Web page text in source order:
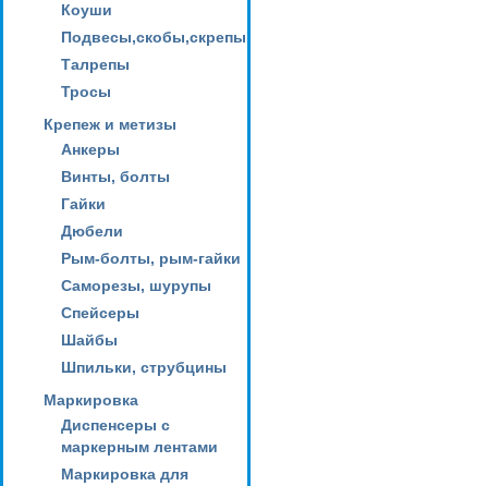
Коуши
Подвесы,скобы,скрепы
Талрепы
Тросы
Крепеж и метизы
Анкеры
Винты, болты
Гайки
Дюбели
Рым-болты, рым-гайки
Саморезы, шурупы
Спейсеры
Шайбы
Шпильки, струбцины
Маркировка
Диспенсеры с
маркерным лентами
Маркировка для